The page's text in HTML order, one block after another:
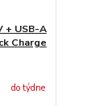
+ USB-A
Charge
do týdne